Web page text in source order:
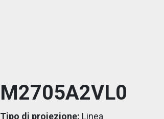
M2705A2VL0
Tipo di proiezione: Linea